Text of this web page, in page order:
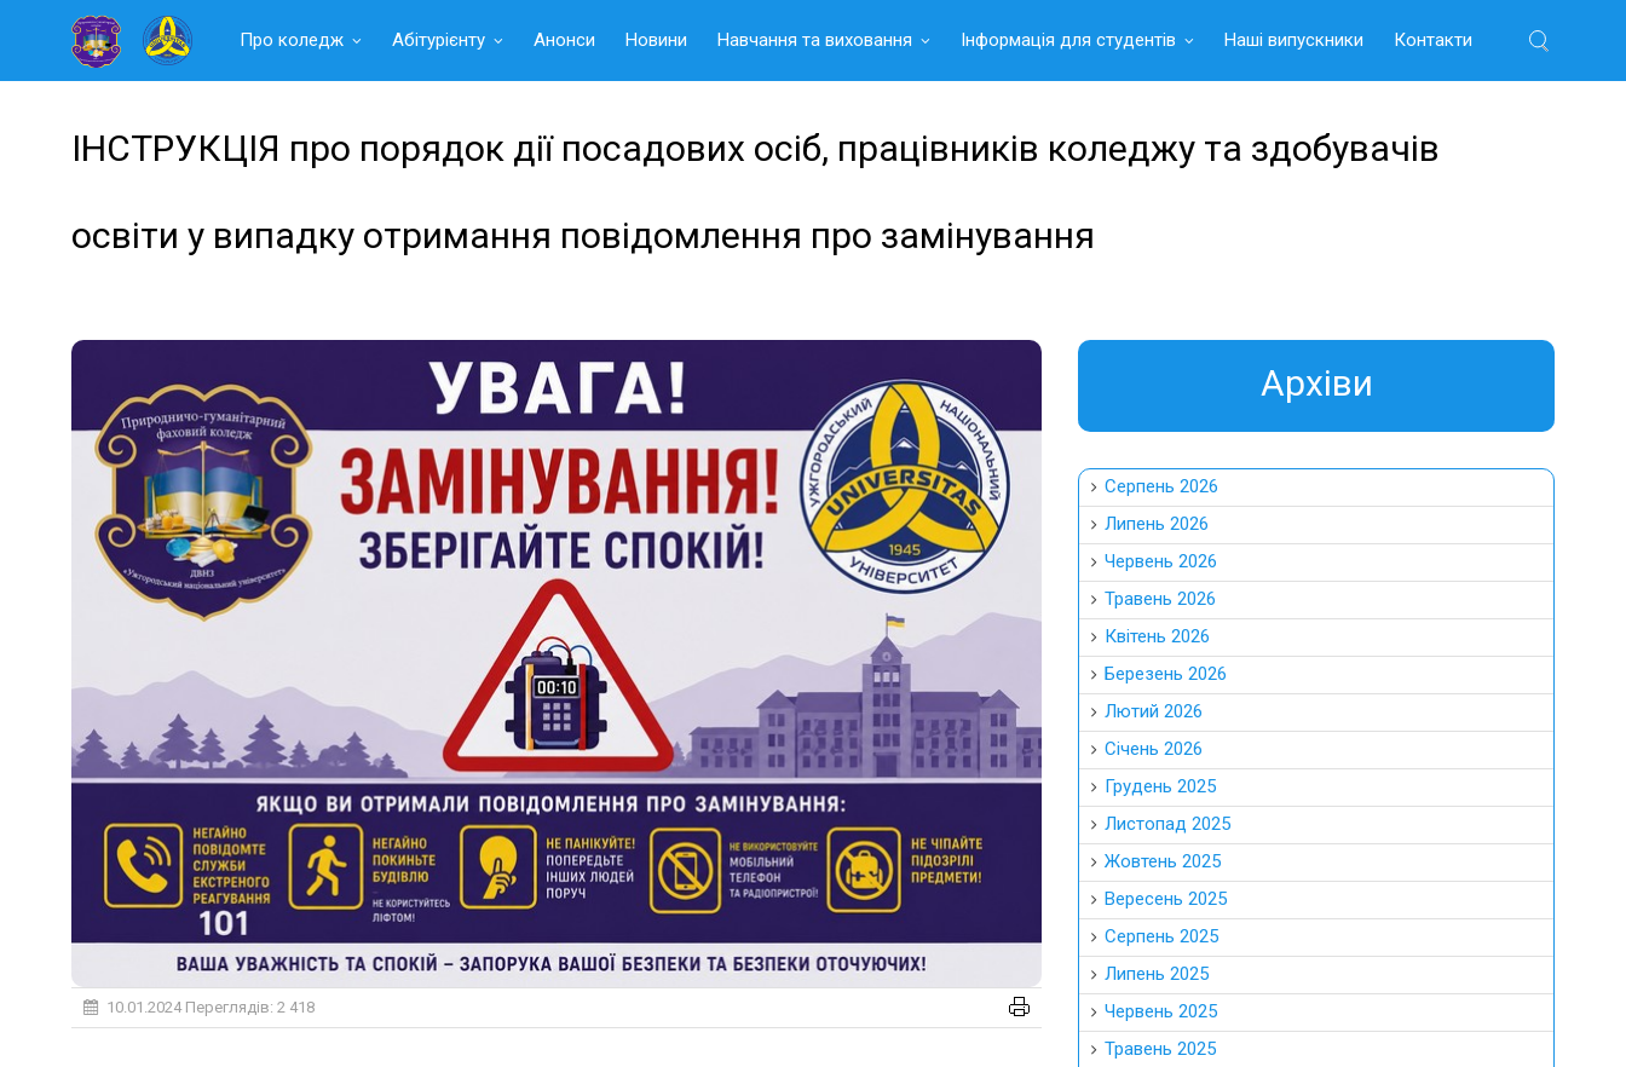
Читать
Про коледж Абітурієнту Анонси Новини Навчання та виховання Інформація для студентів Наші випускники Контакти
ІНСТРУКЦІЯ про порядок дії посадових осіб, працівників коледжу та здобувачів
освіти у випадку отримання повідомлення про замінування
10.01.2024Переглядів: 2 418
Aрхіви
Серпень 2026
Липень 2026
Червень 2026
Травень 2026
Квітень 2026
Березень 2026
Лютий 2026
Січень 2026
Грудень 2025
Листопад 2025
Жовтень 2025
Вересень 2025
Серпень 2025
Липень 2025
Червень 2025
Травень 2025